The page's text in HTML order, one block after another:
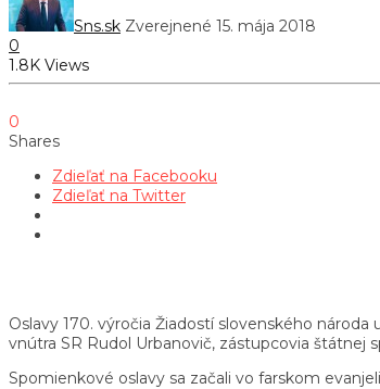
Sns.sk Zverejnené 15. mája 2018
0
1.8K Views
0
Shares
Zdieľať na Facebooku
Zdieľať na Twitter
Oslavy 170. výročia Žiadostí slovenského
vnútra SR Rudol Urbanovič, zástupcovia štátnej
Spomienkové oslavy sa začali vo farskom